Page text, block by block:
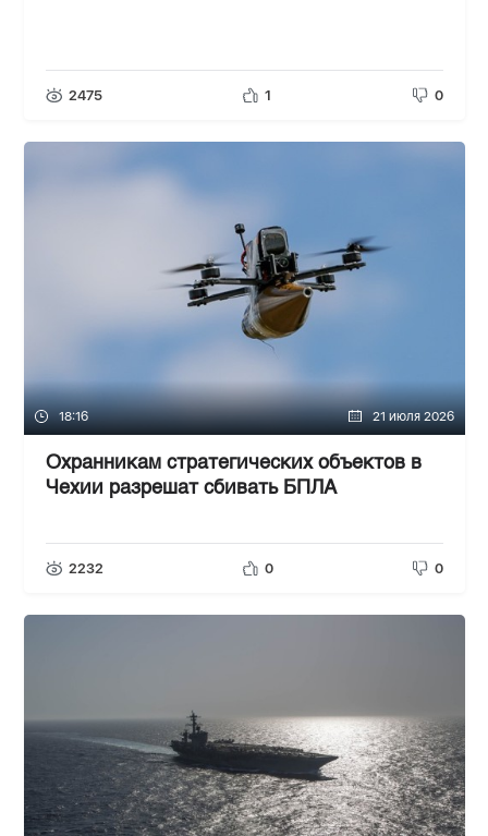
2475 1 0
18:16 21 июля 2026
Охранникам стратегических объектов в
Чехии разрешат сбивать БПЛА
2232 0 0